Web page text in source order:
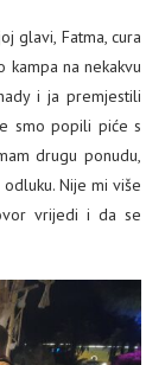
glavi, Fatma, cura
kampa na nekakvu
i ja premjestili
smo popili piće s
drugu ponudu,
Nije mi više
vrijedi i da se